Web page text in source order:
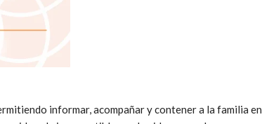
informar, acompañar y contener a la familia en